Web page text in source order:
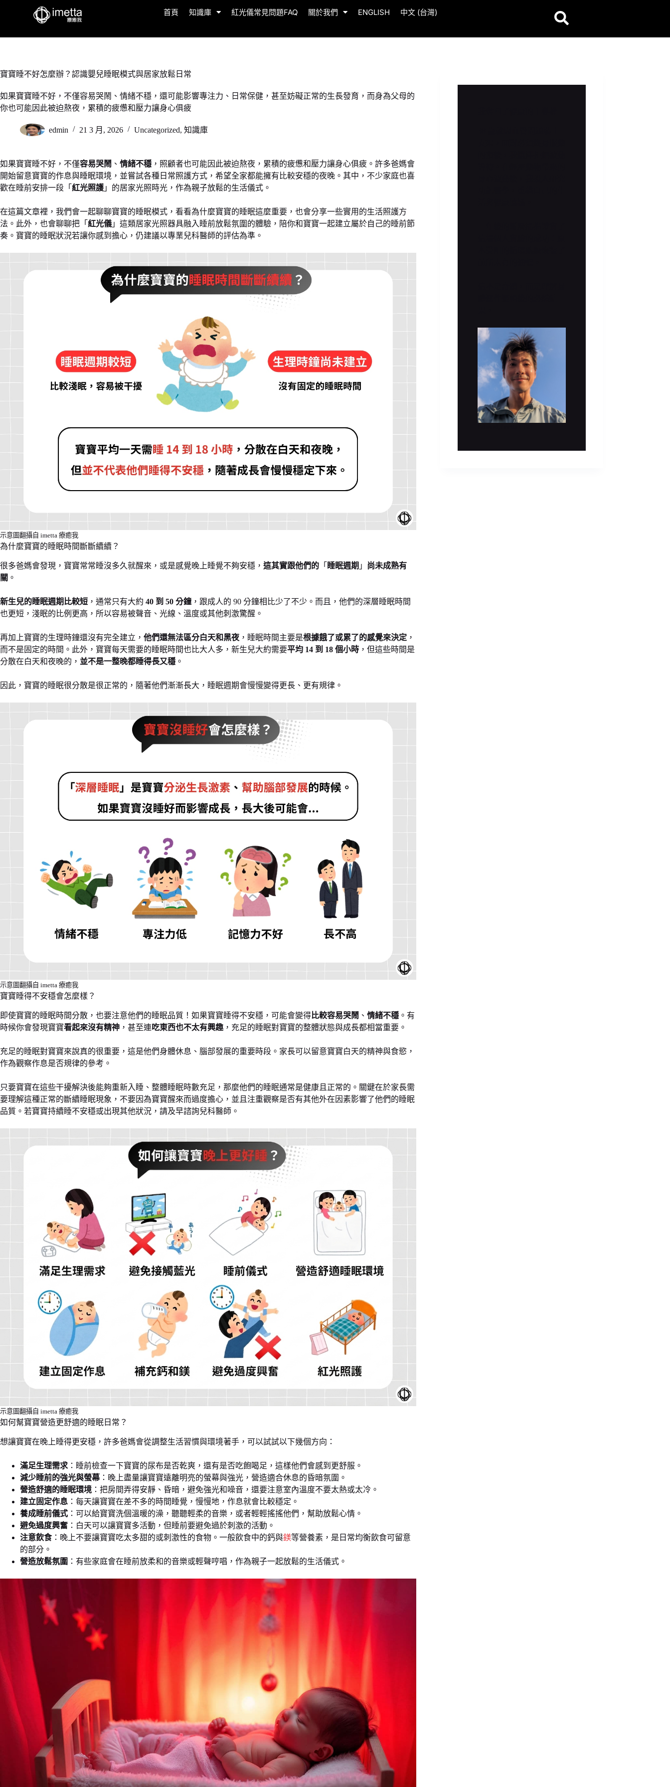
首頁 知識庫 紅光儀常見問題FAQ 關於我們 ENGLISH 中文 (台灣)
寶寶睡不好怎麼辦？認識嬰兒睡眠模式與居家放鬆日常
如果寶寶睡不好，不僅容易哭鬧、情緒不穩，還可能影響專注力、日常保健，甚至妨礙正常的生長發育，而身為父母的
你也可能因此被迫熬夜，累積的疲憊和壓力讓身心俱疲
edmin 21 3 月, 2026 Uncategorized, 知識庫
如果寶寶睡不好，不僅容易哭鬧 、 情緒不穩 ，照顧者也可能因此被迫熬夜，累積的疲憊和壓力讓身心俱疲。許多爸媽會
開始留意寶寶的作息與睡眠環境，並嘗試各種日常照護方式，希望全家都能擁有比較安穩的夜晚。其中，不少家庭也喜
歡在睡前安排一段「 紅光照護 」的居家光照時光，作為親子放鬆的生活儀式。
在這篇文章裡，我們會一起聊聊寶寶的睡眠模式，看看為什麼寶寶的睡眠這麼重要，也會分享一些實用的生活照護方
法。此外，也會聊聊把「 紅光儀 」這類居家光照器具融入睡前放鬆氛圍的體驗，陪你和寶寶一起建立屬於自己的睡前節
奏。寶寶的睡眠狀況若讓你感到擔心，仍建議以專業兒科醫師的評估為準。
示意圖翻攝自 imetta 療癒我
為什麼寶寶的睡眠時間斷斷續續？
很多爸媽會發現，寶寶常常睡沒多久就醒來，或是感覺晚上睡覺不夠安穩， 這其實跟他們的 「 睡眠週期 」
尚未成熟有
關 。
新生兒的睡眠週期比較短 ，通常只有大約 40 到 50 分鐘，跟成人的 90 分鐘相比少了不少。而且，他們的深層睡眠時間
也更短，淺眠的比例更高，所以容易被聲音、光線、溫度或其他刺激驚醒。
再加上寶寶的生理時鐘還沒有完全建立， 他們還無法區分白天和黑夜 ，睡眠時間主要是根據餓了或累了的感覺來決定 ，
而不是固定的時間。此外，寶寶每天需要的睡眠時間也比大人多，新生兒大約需要平均 14 到 18 個小時 ，但這些時間是
分散在白天和夜晚的， 並不是一整晚都睡得長又穩 。
因此，寶寶的睡眠很分散是很正常的，隨著他們漸漸長大，睡眠週期會慢慢變得更長、更有規律。
示意圖翻攝自 imetta 療癒我
寶寶睡得不安穩會怎麼樣？
即使寶寶的睡眠時間分散，也要注意他們的睡眠品質！如果寶寶睡得不安穩，可能會變得 比較容易哭鬧 、 情緒不穩 。有
時候你會發現寶寶看起來沒有精神 ，甚至連吃東西也不太有興趣 ，充足的睡眠對寶寶的整體狀態與成長都相當重要。
充足的睡眠對寶寶來說真的很重要，這是他們身體休息、腦部發展的重要時段。家長可以留意寶寶白天的精神與食慾，
作為觀察作息是否規律的參考。
只要寶寶在這些干擾解決後能夠重新入睡、整體睡眠時數充足，那麼他們的睡眠通常是健康且正常的。關鍵在於家長需
要理解這種正常的斷續睡眠現象，不要因為寶寶醒來而過度擔心，並且注重觀察是否有其他外在因素影響了他們的睡眠
品質。若寶寶持續睡不安穩或出現其他狀況，請及早諮詢兒科醫師。
示意圖翻攝自 imetta 療癒我
如何幫寶寶營造更舒適的睡眠日常？
想讓寶寶在晚上睡得更安穩，許多爸媽會從調整生活習慣與環境著手，可以試試以下幾個方向：
滿足生理需求 ：睡前檢查一下寶寶的尿布是否乾爽，還有是否吃飽喝足，這樣他們會感到更舒服。
減少睡前的強光與螢幕：晚上盡量讓寶寶遠離明亮的螢幕與強光，營造適合休息的昏暗氛圍。
營造舒適的睡眠環境 ：把房間弄得安靜、昏暗，避免強光和噪音，還要注意室內溫度不要太熱或太冷。
建立固定作息 ：每天讓寶寶在差不多的時間睡覺，慢慢地，作息就會比較穩定。
養成睡前儀式 ：可以給寶寶洗個溫暖的澡，聽聽輕柔的音樂，或者輕輕搖搖他們，幫助放鬆心情。
避免過度興奮 ：白天可以讓寶寶多活動，但睡前要避免過於刺激的活動。
注意飲食：晚上不要讓寶寶吃太多甜的或刺激性的食物。一般飲食中的鈣與鎂等營養素，是日常均衡飲食可留意
的部分。
營造放鬆氛圍 ：有些家庭會在睡前放柔和的音樂或輕聲哼唱，作為親子一起放鬆的生活儀式。